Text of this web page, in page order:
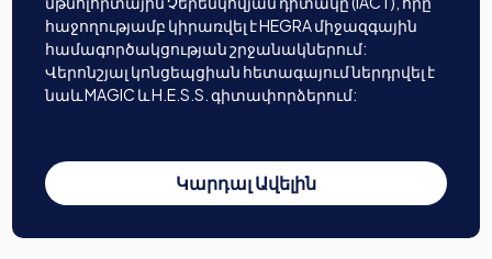
հաջողությամբ կիրառվել է HEGRA միջազգային
համագործակցության շրջանակներում:
Վերոնշյալ կոնցեպցիան հետագայում ներդրվել է
նաև MAGIC և H.E.S.S. գիտափորձերում:
Կարդալ Ավելին